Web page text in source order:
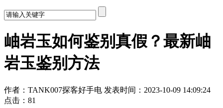
岫岩玉如何鉴别真假？最新岫
岩玉鉴别方法
作者：TANK007探客好手电 发表时间：2023-10-09 14:09:24
点击：81